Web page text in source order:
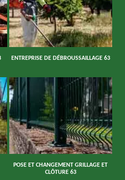
ENTREPRISE DE DÉBROUSSAILLAGE 63
POSE ET CHANGEMENT GRILLAGE ET
CLÔTURE 63